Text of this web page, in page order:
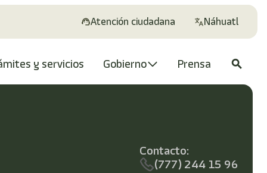
Atención ciudadana Náhuatl
y servicios Gobierno Prensa search
Contacto:
(777) 244 15 96